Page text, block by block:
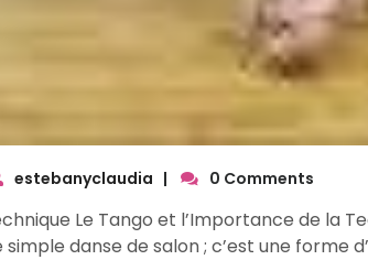
estebanyclaudia | 0 Comments
Le Tango et l’Importance de la
simple danse de salon ; c’est une forme